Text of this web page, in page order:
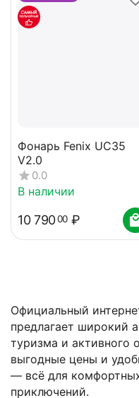
Официальный
предлагает широкий
туризма и активного
выгодные цены и
— всё для
приключений.
Фонарь Fenix UC35
V2.0
0.0
В наличии
10 79000 ₽